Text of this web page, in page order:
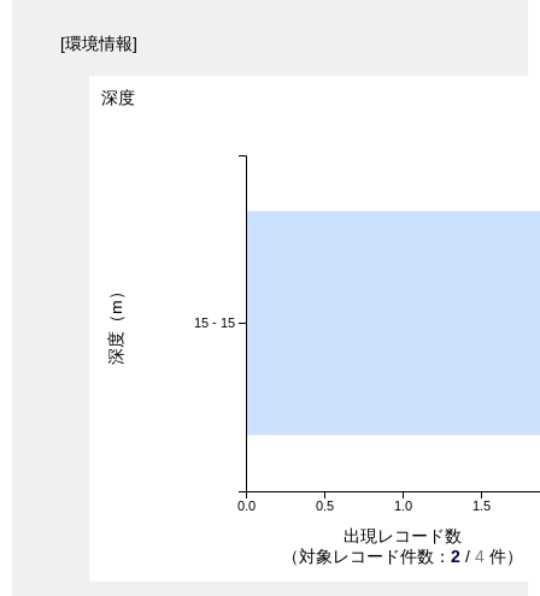
[環境情報]
深度
0.0 0.5 1.0 1.5
15 - 15
出現レコード数
（対象レコード件数： 2 / 4 件）
深度（m）